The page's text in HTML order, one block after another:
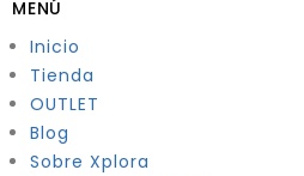
MENÚ
Inicio
Tienda
OUTLET
Blog
Sobre Xplora